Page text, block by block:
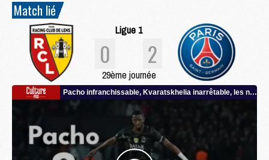
Match lié
Ligue 1
0 2
29ème journée